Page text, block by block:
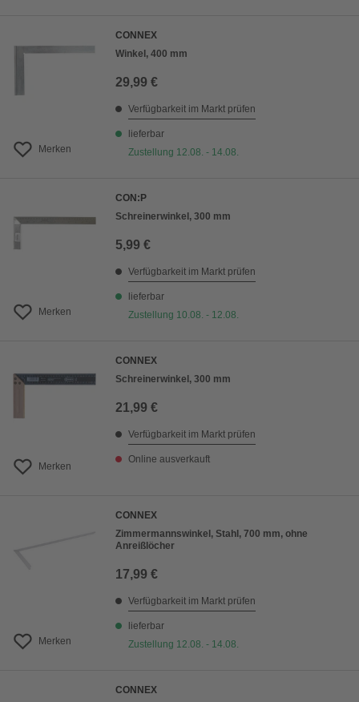
Merken
CONNEX
Winkel, 400 mm
29,99 €
Verfügbarkeit im Markt prüfen
lieferbar
Zustellung 12.08. - 14.08.
Merken
CON:P
Schreinerwinkel, 300 mm
5,99 €
Verfügbarkeit im Markt prüfen
lieferbar
Zustellung 10.08. - 12.08.
Merken
CONNEX
Schreinerwinkel, 300 mm
21,99 €
Verfügbarkeit im Markt prüfen
Online ausverkauft
Merken
CONNEX
Zimmermannswinkel, Stahl, 700 mm, ohne
Anreißlöcher
17,99 €
Verfügbarkeit im Markt prüfen
lieferbar
Zustellung 12.08. - 14.08.
CONNEX